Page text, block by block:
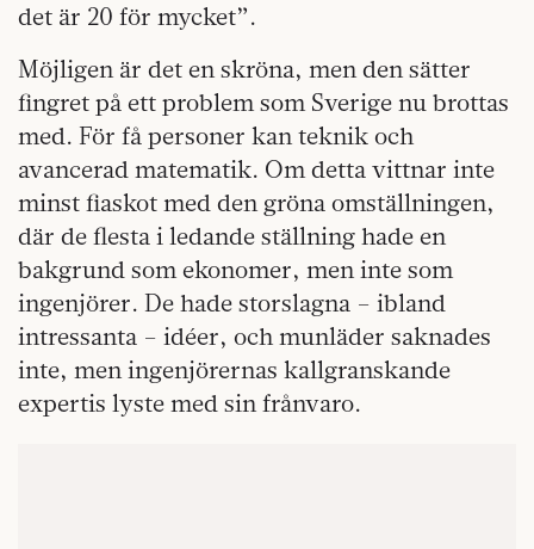
det är 20 för mycket”.
Möjligen är det en skröna, men den sätter
fingret på ett problem som Sverige nu brottas
med. För få personer kan teknik och
avancerad matematik. Om detta vittnar inte
minst fiaskot med den gröna omställningen,
där de flesta i ledande ställning hade en
bakgrund som ekonomer, men inte som
ingenjörer. De hade storslagna – ibland
intressanta – idéer, och munläder saknades
inte, men ingenjörernas kallgranskande
expertis lyste med sin frånvaro.